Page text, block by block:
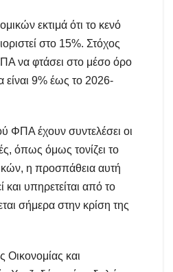
εκτιμά ότι το κενό
στο 15%. Στόχος
να φτάσει στο μέσο όρο
9% έως το 2026-
ΦΠΑ έχουν συντελέσει οι
όπως όμως τονίζει το
η προσπάθεια αυτή
και υπηρετείται από το
σήμερα στην κρίση της
και